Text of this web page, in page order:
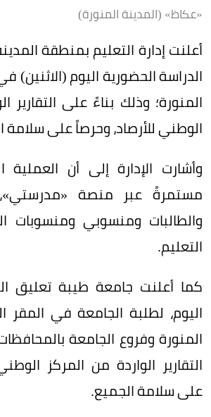
«عكاظ» (المدينة المنورة)
أعلنت إدارة التعليم بمنطقة
الدراسة الحضورية اليوم
المنورة؛ وذلك بناءً على التقارير
الوطني للأرصاد، وحرصاً على سلامة
وأشارت الإدارة إلى أن
مستمرةً عبر منصة
والطالبات ومنسوبي ومنسوبات
التعليم.
كما أعلنت جامعة طيبة تعليق
اليوم، لطلبة الجامعة في المقر
المنورة وفروع الجامعة
التقارير الواردة من المركز
على سلامة الجميع.